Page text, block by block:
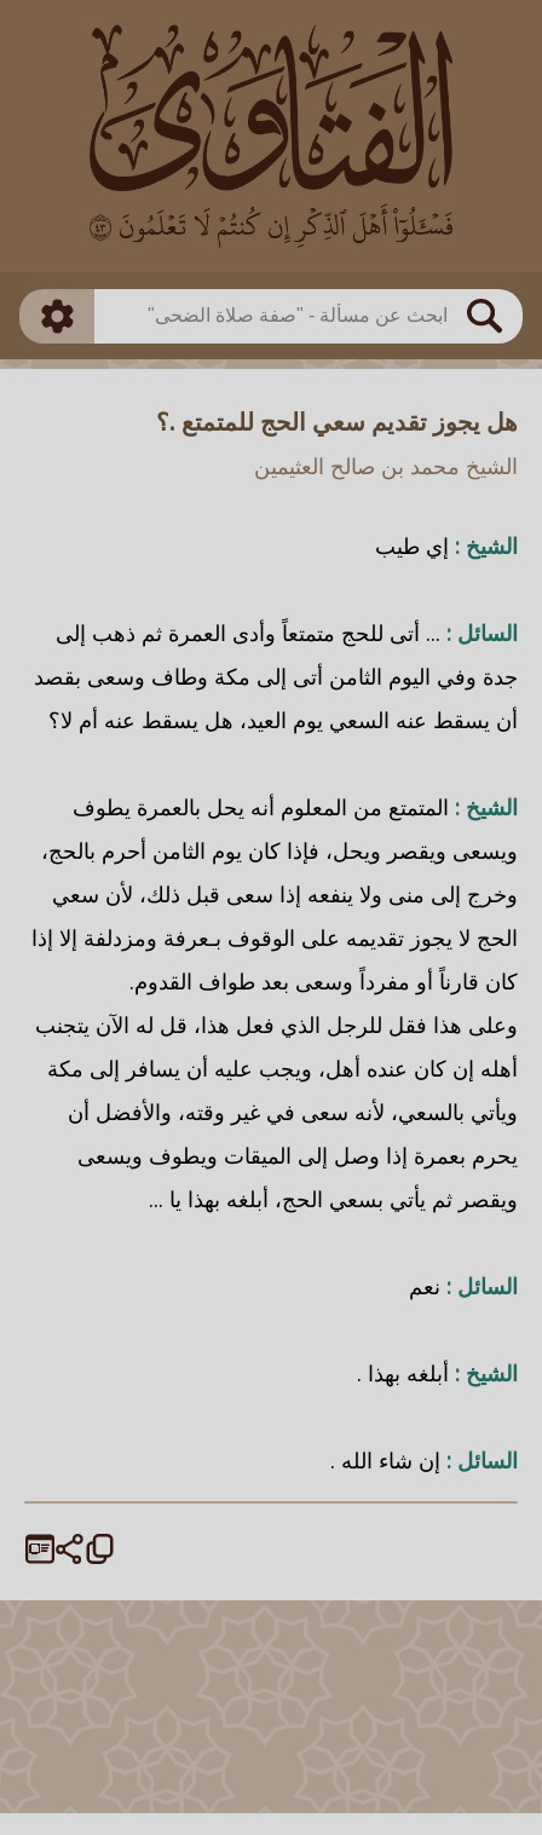
بحث
العالم
بن باز
بن العثيمين
اللجنة الدائمة
طريقة البحث
ذكي
هل يجوز تقديم سعي الحج للمتمتع .؟
الشيخ محمد بن صالح العثيمين
الشيخ : إي طيب
السائل : ... أتى للحج متمتعاً وأدى العمرة ثم ذهب إلى
جدة وفي اليوم الثامن أتى إلى مكة وطاف وسعى بقصد
أن يسقط عنه السعي يوم العيد، هل يسقط عنه أم لا؟
الشيخ : المتمتع من المعلوم أنه يحل بالعمرة يطوف
ويسعى ويقصر ويحل، فإذا كان يوم الثامن أحرم بالحج،
وخرج إلى منى ولا ينفعه إذا سعى قبل ذلك، لأن سعي
الحج لا يجوز تقديمه على الوقوف بـعرفة ومزدلفة إلا إذا
كان قارناً أو مفرداً وسعى بعد طواف القدوم.
وعلى هذا فقل للرجل الذي فعل هذا، قل له الآن يتجنب
أهله إن كان عنده أهل، ويجب عليه أن يسافر إلى مكة
ويأتي بالسعي، لأنه سعى في غير وقته، والأفضل أن
يحرم بعمرة إذا وصل إلى الميقات ويطوف ويسعى
ويقصر ثم يأتي بسعي الحج، أبلغه بهذا يا ...
السائل : نعم
الشيخ : أبلغه بهذا .
السائل : إن شاء الله .